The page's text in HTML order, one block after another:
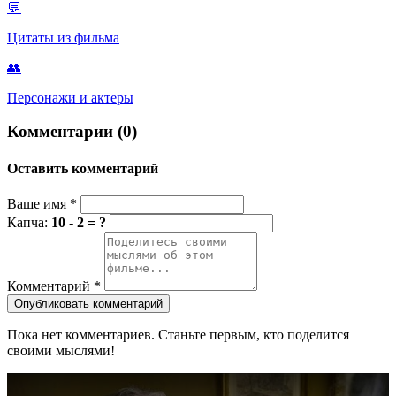
💬
Цитаты из фильма
👥
Персонажи и актеры
Комментарии (0)
Оставить комментарий
Ваше имя *
Капча: 10 - 2 = ?
Комментарий *
Опубликовать комментарий
Пока нет комментариев. Станьте первым, кто поделится
своими мыслями!